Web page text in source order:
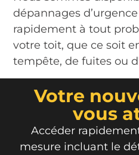
dépannages
rapidement à tout
votre toit, que ce soit
tempête, de fuites ou
Votre
vous
Accéder
mesure incluant le